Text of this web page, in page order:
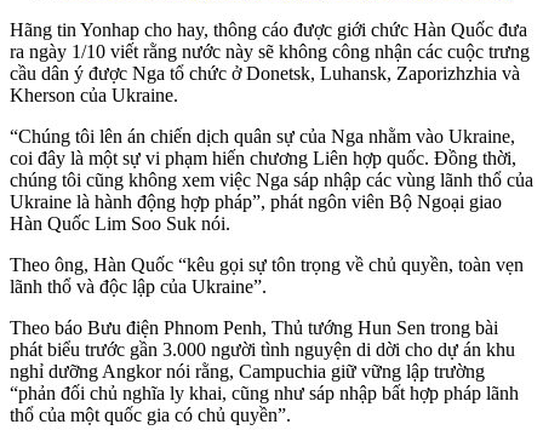
Hãng tin Yonhap cho hay, thông cáo được giới chức Hàn Quốc đưa
ra ngày 1/10 viết rằng nước này sẽ không công nhận các cuộc trưng
cầu dân ý được Nga tổ chức ở Donetsk, Luhansk, Zaporizhzhia và
Kherson của Ukraine.
“Chúng tôi lên án chiến dịch quân sự của Nga nhằm vào Ukraine,
coi đây là một sự vi phạm hiến chương Liên hợp quốc. Đồng thời,
chúng tôi cũng không xem việc Nga sáp nhập các vùng lãnh thổ của
Ukraine là hành động hợp pháp”, phát ngôn viên Bộ Ngoại giao
Hàn Quốc Lim Soo Suk nói.
Theo ông, Hàn Quốc “kêu gọi sự tôn trọng về chủ quyền, toàn vẹn
lãnh thổ và độc lập của Ukraine”.
Theo báo Bưu điện Phnom Penh, Thủ tướng Hun Sen trong bài
phát biểu trước gần 3.000 ngư‌ời tìn‌h nguyện di dời cho dự án khu
nghỉ dưỡng Angkor nói rằng, Campuchia giữ vững lập trường
“phản đối chủ nghĩa ly khai, cũng như sáp nhập bất hợp pháp lãnh
thổ của một quốc gia có chủ quyền”.